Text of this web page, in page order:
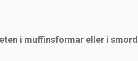
i muffinsformar eller i smord